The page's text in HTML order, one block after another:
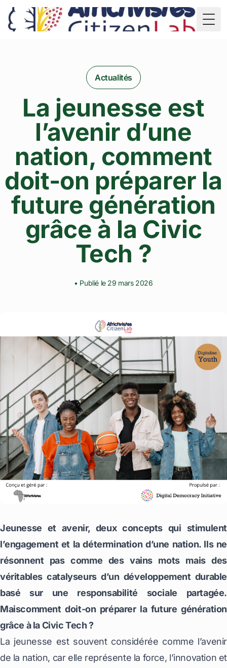
TD
Actualités
La jeunesse est
l’avenir d’une
nation, comment
doit-on préparer la
future génération
grâce à la Civic
Tech ?
• Publié le 29 mars 2026
Jeunesse et avenir, deux concepts qui stimulent
l’engagement et la détermination d’une nation. Ils ne
résonnent pas comme des vains mots mais des
véritables catalyseurs d’un développement durable
basé sur une responsabilité sociale partagée.
Maiscomment doit-on préparer la future génération
grâce à la Civic Tech ?
La jeunesse est souvent considérée comme l’avenir
de la nation, car elle représente la force, l’innovation et